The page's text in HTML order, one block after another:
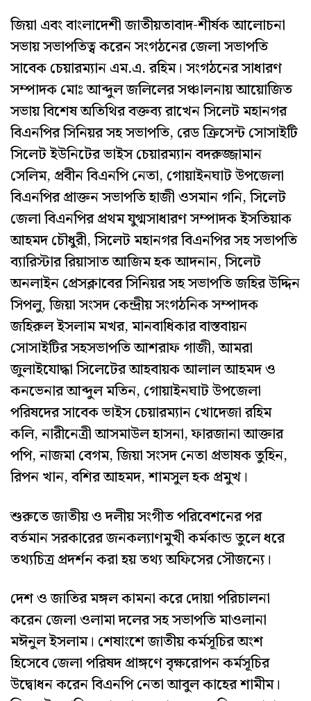
জিয়া এবং বাংলাদেশী জাতীয়তাবাদ-শীর্ষক আলোচনা
সভায় সভাপতিত্ব করেন সংগঠনের জেলা সভাপতি
সাবেক চেয়ারম্যান এম.এ. রহিম। সংগঠনের সাধারণ
সম্পাদক মোঃ আব্দুল জলিলের সঞ্চালনায় আয়োজিত
সভায় বিশেষ অতিথির বক্তব্য রাখেন সিলেট মহানগর
বিএনপির সিনিয়র সহ সভাপতি, রেড ক্রিসেন্ট সোসাইটি
সিলেট ইউনিটের ভাইস চেয়ারম্যান বদরুজ্জামান
সেলিম, প্রবীন বিএনপি নেতা, গোয়াইনঘাট উপজেলা
বিএনপির প্রাক্তন সভাপতি হাজী ওসমান গনি, সিলেট
জেলা বিএনপির প্রথম যুগ্মসাধারণ সম্পাদক ইসতিয়াক
আহমদ চৌধুরী, সিলেট মহানগর বিএনপির সহ সভাপতি
ব্যারিস্টার রিয়াসাত আজিম হক আদনান, সিলেট
অনলাইন প্রেসক্লাবের সিনিয়র সহ সভাপতি জহির উদ্দিন
সিপলু, জিয়া সংসদ কেন্দ্রীয় সংগঠনিক সম্পাদক
জহিরুল ইসলাম মখর, মানবাধিকার বাস্তবায়ন
সোসাইটির সহসভাপতি আশরাফ গাজী, আমরা
জুলাইযোদ্ধা সিলেটের আহবায়ক আলাল আহমদ ও
কনভেনার আব্দুল মতিন, গোয়াইনঘাট উপজেলা
পরিষদের সাবেক ভাইস চেয়ারম্যান খোদেজা রহিম
কলি, নারীনেত্রী আসমাউল হাসনা, ফারজানা আক্তার
পপি, নাজমা বেগম, জিয়া সংসদ নেতা প্রভাষক তুহিন,
রিপন খান, বশির আহমদ, শামসুল হক প্রমুখ।
শুরুতে জাতীয় ও দলীয় সংগীত পরিবেশনের পর
বর্তমান সরকারের জনকল্যাণমুখী কর্মকান্ড তুলে ধরে
তথ্যচিত্র প্রদর্শন করা হয় তথ্য অফিসের সৌজন্যে।
দেশ ও জাতির মঙ্গল কামনা করে দোয়া পরিচালনা
করেন জেলা ওলামা দলের সহ সভাপতি মাওলানা
মঈনুল ইসলাম। শেষাংশে জাতীয় কর্মসূচির অংশ
হিসেবে জেলা পরিষদ প্রাঙ্গণে বৃক্ষরোপন কর্মসূচির
উদ্বোধন করেন বিএনপি নেতা আবুল কাহের শামীম।